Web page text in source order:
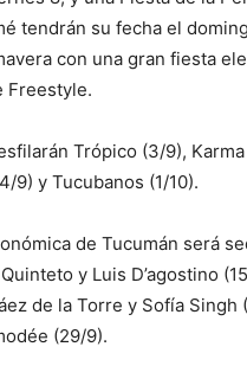
tendrán su fecha el
con una gran fiesta
Freestyle.
Trópico (3/9),
9) y Tucubanos (1/10).
de Tucumán será
y Luis D’agostino
de la Torre y Sofía Singh
(29/9).